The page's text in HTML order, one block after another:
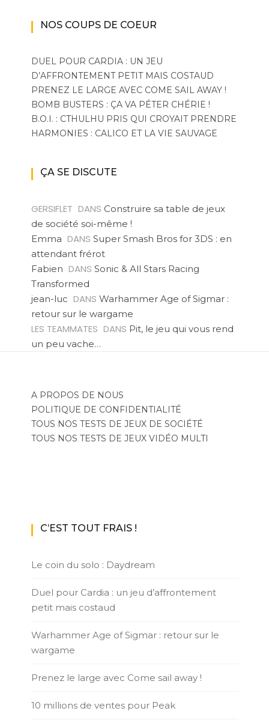
NOS COUPS DE COEUR
DUEL POUR CARDIA : UN JEU
D’AFFRONTEMENT PETIT MAIS COSTAUD
PRENEZ LE LARGE AVEC COME SAIL AWAY !
BOMB BUSTERS : ÇA VA PÉTER CHÉRIE !
B.O.I. : CTHULHU PRIS QUI CROYAIT PRENDRE
HARMONIES : CALICO ET LA VIE SAUVAGE
ÇA SE DISCUTE
GERSIFLET DANS Construire sa table de jeux
de société soi-même !
Emma DANS Super Smash Bros for 3DS : en
attendant frérot
Fabien DANS Sonic & All Stars Racing
Transformed
jean-luc DANS Warhammer Age of Sigmar :
retour sur le wargame
LES TEAMMATES DANS Pit, le jeu qui vous rend
un peu vache…
A PROPOS DE NOUS
POLITIQUE DE CONFIDENTIALITÉ
TOUS NOS TESTS DE JEUX DE SOCIÉTÉ
TOUS NOS TESTS DE JEUX VIDÉO MULTI
C’EST TOUT FRAIS !
Le coin du solo : Daydream
Duel pour Cardia : un jeu d’affrontement
petit mais costaud
Warhammer Age of Sigmar : retour sur le
wargame
Prenez le large avec Come sail away !
10 millions de ventes pour Peak